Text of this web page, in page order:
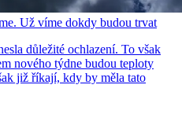
Už víme dokdy budou trvat
důležité ochlazení. To však
nového týdne budou teploty
již říkají, kdy by měla tato